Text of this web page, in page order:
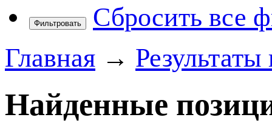
Фильтровать
Сбросить все
Главная →
Найденные